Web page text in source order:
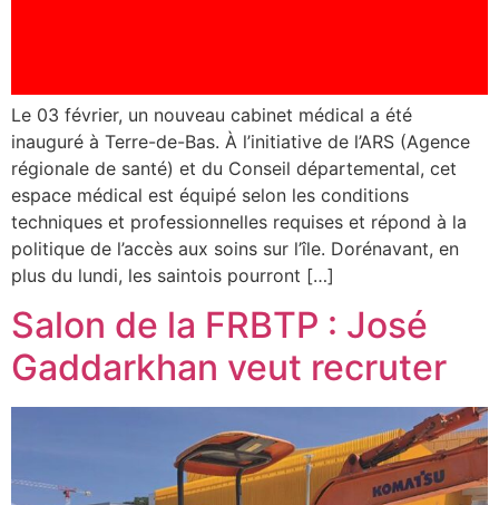
Le 03 février, un nouveau cabinet médical a été
inauguré à Terre-de-Bas. À l’initiative de l’ARS (Agence
régionale de santé) et du Conseil départemental, cet
espace médical est équipé selon les conditions
techniques et professionnelles requises et répond à la
politique de l’accès aux soins sur l’île. Dorénavant, en
plus du lundi, les saintois pourront […]
Salon de la FRBTP : José
Gaddarkhan veut recruter